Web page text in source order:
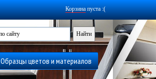
Корзинапуста :(
Образцы цветов и материалов